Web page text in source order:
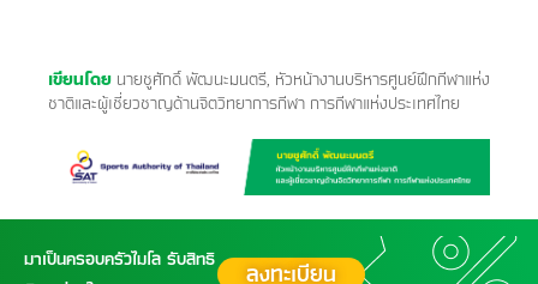
เขียนโดย นายชูศักดิ์ พัฒนะมนตรี, หัวหน้างานบริหารศูนย์ฝึกกีฬาแห่ง
ชาติและผู้เชี่ยวชาญด้านจิตวิทยาการกีฬา การกีฬาแห่งประเทศไทย
มาเป็นครอบครัวไมโล รับสิทธิ
ลงทะเบียน